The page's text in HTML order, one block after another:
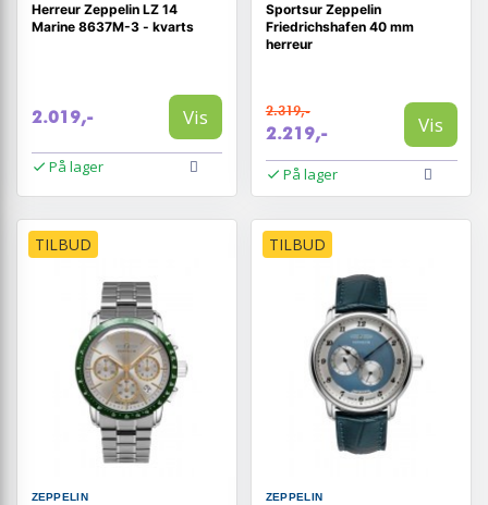
Herreur Zeppelin LZ 14
Marine 8637M-3 - kvarts
2.019,- Vis
På lager
Sportsur Zeppelin
Friedrichshafen 40 mm
herreur
2.319,-
2.219,- Vis
På lager
TILBUD
ZEPPELIN
TILBUD
ZEPPELIN